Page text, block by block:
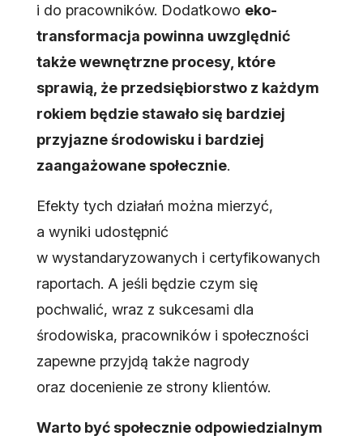
i do pracowników. Dodatkowo eko-
transformacja powinna uwzględnić
także wewnętrzne procesy, które
sprawią, że przedsiębiorstwo z każdym
rokiem będzie stawało się bardziej
przyjazne środowisku i bardziej
zaangażowane społecznie.
Efekty tych działań można mierzyć,
a wyniki udostępnić
w wystandaryzowanych i certyfikowanych
raportach. A jeśli będzie czym się
pochwalić, wraz z sukcesami dla
środowiska, pracowników i społeczności
zapewne przyjdą także nagrody
oraz docenienie ze strony klientów.
Warto być społecznie odpowiedzialnym